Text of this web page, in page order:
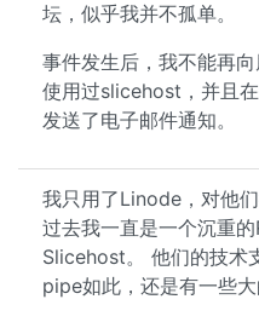
坛，似乎我并不孤单。
事件发生后，我不能再
使用过slicehost，并且
发送了电子邮件通知。
我只用了Linode，对他
过去我一直是一个沉重
Slicehost。 他们的技术
pipe如此，还是有一些大